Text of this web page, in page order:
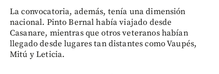
La convocatoria, además, tenía una dimensión
nacional. Pinto Bernal había viajado desde
Casanare, mientras que otros veteranos habían
llegado desde lugares tan distantes como Vaupés,
Mitú y Leticia.